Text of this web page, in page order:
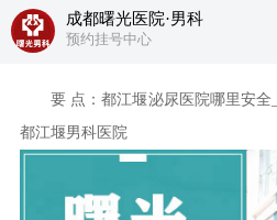
成都曙光医院·男科
预约挂号中心
要 点：都江堰泌尿医院哪里安全_
都江堰男科医院